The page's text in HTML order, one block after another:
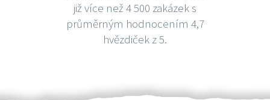
již více než 4 500 zakázek s
průměrným hodnocením 4,7
hvězdiček z 5.